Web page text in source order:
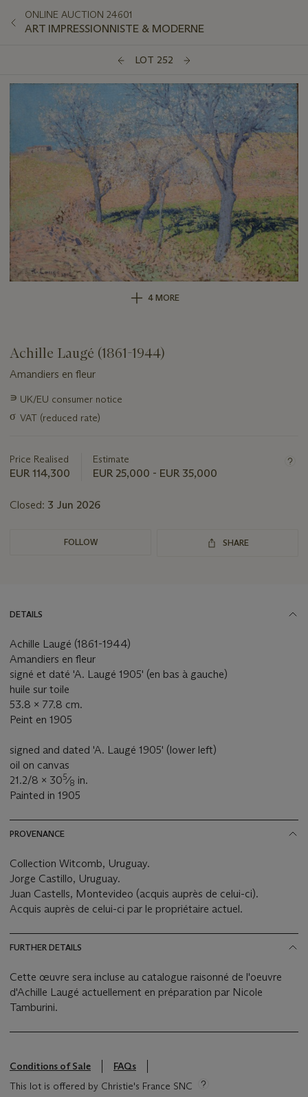
ONLINE AUCTION 24601
ART IMPRESSIONNISTE & MODERNE
LOT 252
4 MORE
Achille Laugé (1861-1944)
Amandiers en fleur
Important
about
∍ UK/EU consumer notice
σ VAT (reduced rate)
Price Realised
EUR 114,300
Estimate
EUR 25,000 - EUR 35,000
Closed: 3 Jun 2026
FOLLOW SHARE
DETAILS
Achille Laugé (1861-1944)
Amandiers en fleur
signé et daté 'A. Laugé 1905' (en bas à gauche)
huile sur toile
53.8 x 77.8 cm.
Peint en 1905
signed and dated 'A. Laugé 1905' (lower left)
oil on canvas
21.2/8 x 305⁄8 in.
Painted in 1905
PROVENANCE
Collection Witcomb, Uruguay.
Jorge Castillo, Uruguay.
Juan Castells, Montevideo (acquis auprès de celui-ci).
Acquis auprès de celui-ci par le propriétaire actuel.
FURTHER DETAILS
Cette œuvre sera incluse au catalogue raisonné de l'oeuvre
d'Achille Laugé actuellement en préparation par Nicole
Tamburini.
Conditions of Sale
FAQs
This lot is offered by Christie's France SNC